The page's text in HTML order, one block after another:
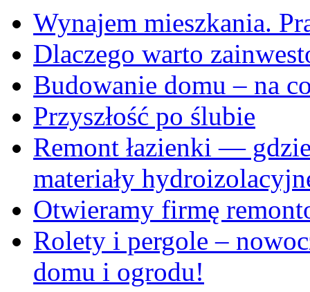
Wynajem mieszkania.
Dlaczego warto
Budowanie domu – na
Przyszłość po ślubie
Remont łazienki —
materiały
Otwieramy firmę
Rolety i pergole –
domu i ogrodu!